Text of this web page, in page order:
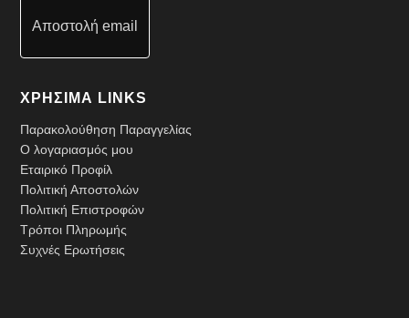
Αποστολή email
ΧΡΗΣΙΜΑ LINKS
Παρακολούθηση Παραγγελίας
Ο λογαριασμός μου
Εταιρικό Προφίλ
Πολιτική Αποστολών
Πολιτική Επιστροφών
Τρόποι Πληρωμής
Συχνές Ερωτήσεις